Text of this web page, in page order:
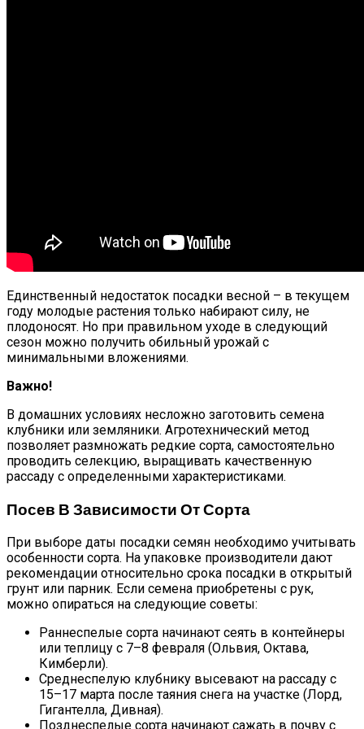
Единственный недостаток посадки весной – в текущем
году молодые растения только набирают силу, не
плодоносят. Но при правильном уходе в следующий
сезон можно получить обильный урожай с
минимальными вложениями.
Важно!
В домашних условиях несложно заготовить семена
клубники или земляники. Агротехнический метод
позволяет размножать редкие сорта, самостоятельно
проводить селекцию, выращивать качественную
рассаду с определенными характеристиками.
Посев В Зависимости От Сорта
При выборе даты посадки семян необходимо учитывать
особенности сорта. На упаковке производители дают
рекомендации относительно срока посадки в открытый
грунт или парник. Если семена приобретены с рук,
можно опираться на следующие советы:
Раннеспелые сорта начинают сеять в контейнеры
или теплицу с 7–8 февраля (Ольвия, Октава,
Кимберли).
Среднеспелую клубнику высевают на рассаду с
15–17 марта после таяния снега на участке (Лорд,
Гигантелла, Дивная).
Позднеспелые сорта начинают сажать в почву с